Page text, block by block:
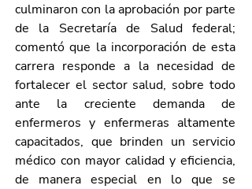
culminaron con la aprobación por parte
de la Secretaría de Salud federal;
comentó que la incorporación de esta
carrera responde a la necesidad de
fortalecer el sector salud, sobre todo
ante la creciente demanda de
enfermeros y enfermeras altamente
capacitados, que brinden un servicio
médico con mayor calidad y eficiencia,
de manera especial en lo que se